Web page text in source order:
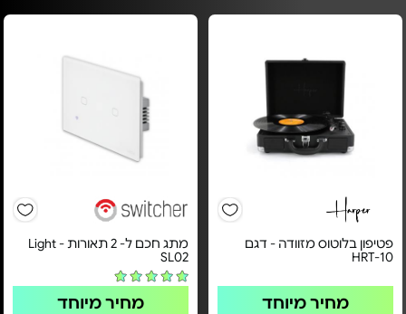
פטיפון בלוטוס מזוודה - דגם
HRT-10
מחיר מיוחד
מתג חכם ל- 2 תאורות - Light
SL02
מחיר מיוחד